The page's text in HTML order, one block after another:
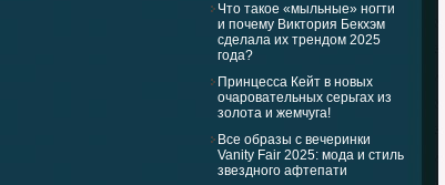
Что такое «мыльные» ногти
и почему Виктория Бекхэм
сделала их трендом 2025
года?
Принцесса Кейт в новых
очаровательных серьгах из
золота и жемчуга!
Все образы с вечеринки
Vanity Fair 2025: мода и стиль
звездного афтепати